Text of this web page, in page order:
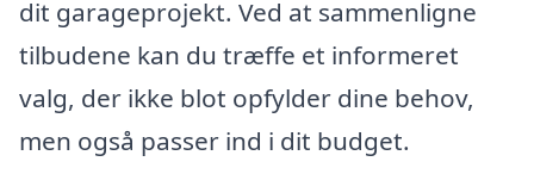
dit garageprojekt. Ved at sammenligne
tilbudene kan du træffe et informeret
valg, der ikke blot opfylder dine behov,
men også passer ind i dit budget.